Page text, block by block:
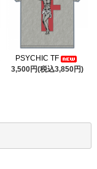
PSYCHIC TF
3,500円(税込3,850円)